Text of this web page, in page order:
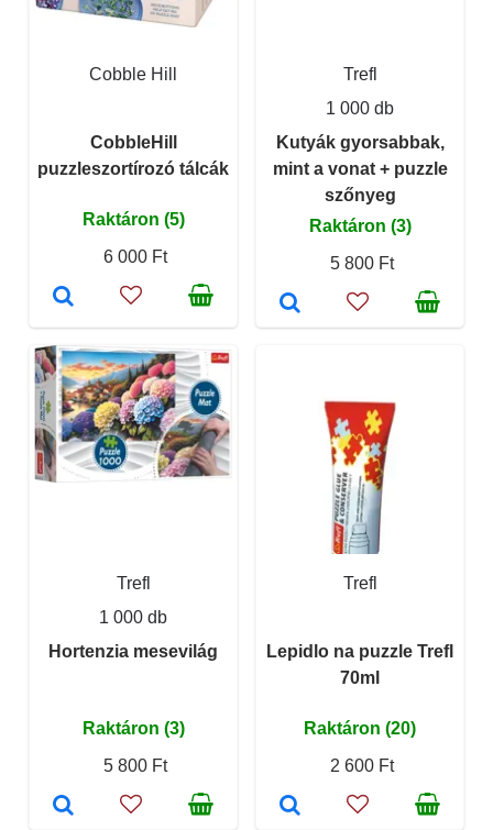
Cobble Hill
CobbleHill
puzzleszortírozó tálcák
Raktáron (5)
6 000 Ft
Trefl
1 000 db
Kutyák gyorsabbak,
mint a vonat + puzzle
szőnyeg
Raktáron (3)
5 800 Ft
Trefl
1 000 db
Hortenzia mesevilág
Raktáron (3)
5 800 Ft
Trefl
Lepidlo na puzzle Trefl
70ml
Raktáron (20)
2 600 Ft